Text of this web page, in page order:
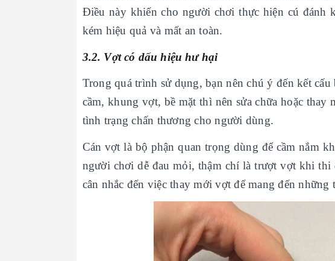
Điều này khiến cho người chơi thực hiện cú đánh
kém hiệu quả và mất an toàn.
3.2. Vợt có dấu hiệu hư hại
Trong quá trình sử dụng, bạn nên chú ý đến kết
cầm, khung vợt, bề mặt thì nên sửa chữa hoặc
tình trạng chấn thương cho người dùng.
Cán vợt là bộ phận quan trọng dùng để cầm nắm
người chơi dễ đau mỏi, thậm chí là trượt vợt khi
cân nhắc đến việc thay mới vợt để mang đến những